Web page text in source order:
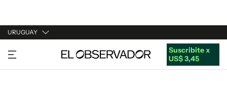
URUGUAY
URUGUAY
ARGENTINA
Suscribite x
US$ 3,45